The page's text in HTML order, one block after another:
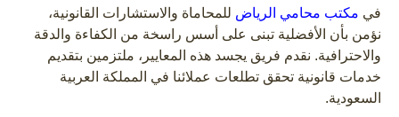
في مكتب محامي الرياض للمحاماة والاستشارات القانونية،
نؤمن بأن الأفضلية تبنى على أسس راسخة من الكفاءة والدقة
والاحترافية. نقدم فريق يجسد هذه المعايير، ملتزمين بتقديم
خدمات قانونية تحقق تطلعات عملائنا في المملكة العربية
السعودية.